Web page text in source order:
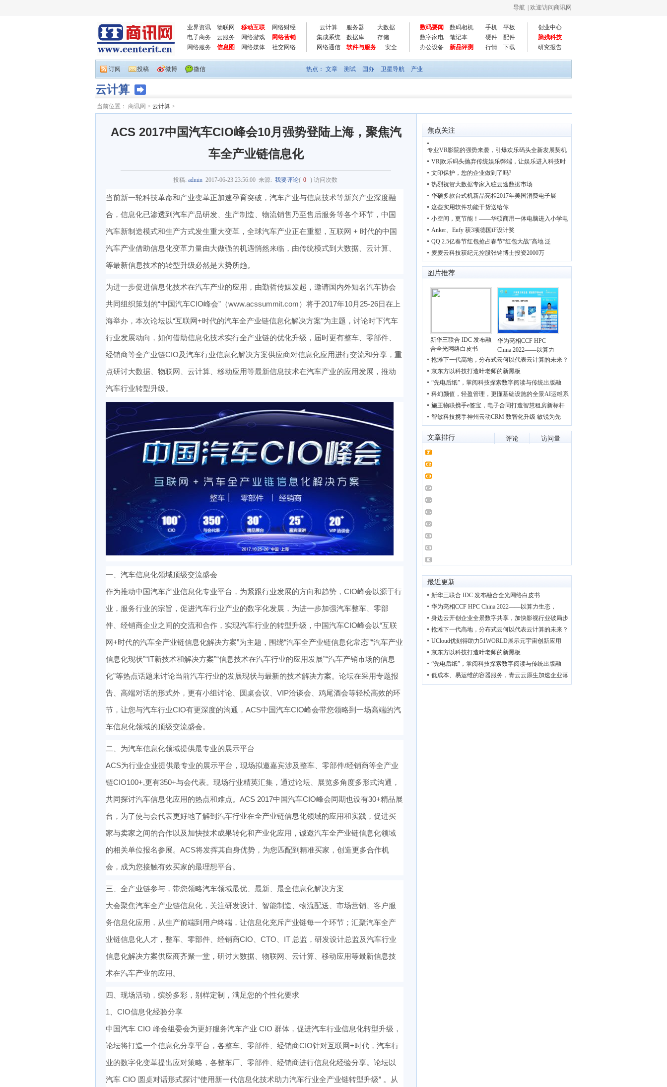
导航 | 欢迎访问商讯网
业界资讯 物联网 移动互联
网络财经
电子商务
云服务 网络游戏
网络营销
网络服务
信息图 网络媒体 社交网络
云计算 服务器
大数据
集成系统
数据库
存储
网络通信
软件与服务 安全
数码要闻 数码相机 手机
平板
数字家电
笔记本 硬件
配件
办公设备
新品评测 行情 下载
创业中心
脑残科技
研究报告
订阅 投稿 微博 微信 热点： 文章 测试 国办 卫星导航 产业
云计算
当前位置： 商讯网 > 云计算 >
ACS 2017中国汽车CIO峰会10月强势登陆上海，聚焦汽
车全产业链信息化
投稿: admin 2017-06-23 23:56:00 来源: 我要评论( 0 ) 访问次数
当前新一轮科技革命和产业变革正加速孕育突破，汽车产业与信息技术等新兴产业深度融
合，信息化已渗透到汽车产品研发、生产制造、物流销售乃至售后服务等各个环节，中国
汽车新制造模式和生产方式发生重大变革，全球汽车产业正在重塑，互联网 + 时代的中国
汽车产业借助信息化变革力量由大做强的机遇悄然来临，由传统模式到大数据、云计算、
等最新信息技术的转型升级必然是大势所趋。
为进一步促进信息化技术在汽车产业的应用，由勤哲传媒发起，邀请国内外知名汽车协会
共同组织策划的“中国汽车CIO峰会”（www.acssummit.com）将于2017年10月25-26日在上
海举办，本次论坛以“互联网+时代的汽车全产业链信息化解决方案”为主题，讨论时下汽车
行业发展动向，如何借助信息化技术实行全产业链的优化升级，届时更有整车、零部件、
经销商等全产业链CIO及汽车行业信息化解决方案供应商对信息化应用进行交流和分享，重
点研讨大数据、物联网、云计算、移动应用等最新信息技术在汽车产业的应用发展，推动
汽车行业转型升级。
一、汽车信息化领域顶级交流盛会
作为推动中国汽车产业信息化专业平台，为紧跟行业发展的方向和趋势，CIO峰会以源于行
业，服务行业的宗旨，促进汽车行业产业的数字化发展，为进一步加强汽车整车、零部
件、经销商企业之间的交流和合作，实现汽车行业的转型升级，中国汽车CIO峰会以“互联
网+时代的汽车全产业链信息化解决方案”为主题，围绕“汽车全产业链信息化常态”“汽车产业
信息化现状”“IT新技术和解决方案”“信息技术在汽车行业的应用发展”“汽车产销市场的信息
化”等热点话题来讨论当前汽车行业的发展现状与最新的技术解决方案。论坛在采用专题报
告、高端对话的形式外，更有小组讨论、圆桌会议、VIP洽谈会、鸡尾酒会等轻松高效的环
节，让您与汽车行业CIO有更深度的沟通，ACS中国汽车CIO峰会带您领略到一场高端的汽
车信息化领域的顶级交流盛会。
二、为汽车信息化领域提供最专业的展示平台
ACS为行业企业提供最专业的展示平台，现场拟邀嘉宾涉及整车、零部件/经销商等全产业
链CIO100+,更有350+与会代表。现场行业精英汇集，通过论坛、展览多角度多形式沟通，
共同探讨汽车信息化应用的热点和难点。ACS 2017中国汽车CIO峰会同期也设有30+精品展
台，为了使与会代表更好地了解到汽车行业在全产业链信息化领域的应用和实践，促进买
家与卖家之间的合作以及加快技术成果转化和产业化应用，诚邀汽车全产业链信息化领域
的相关单位报名参展。ACS将发挥其自身优势，为您匹配到精准买家，创造更多合作机
会，成为您接触有效买家的最理想平台。
三、全产业链参与，带您领略汽车领域最优、最新、最全信息化解决方案
大会聚焦汽车全产业链信息化，关注研发设计、智能制造、物流配送、市场营销、客户服
务信息化应用，从生产前端到用户终端，让信息化充斥产业链每一个环节；汇聚汽车全产
业链信息化人才，整车、零部件、经销商CIO、CTO、IT 总监，研发设计总监及汽车行业
信息化解决方案供应商齐聚一堂，研讨大数据、物联网、云计算、移动应用等最新信息技
术在汽车产业的应用。
四、现场活动，缤纷多彩，别样定制，满足您的个性化要求
1、CIO信息化经验分享
中国汽车 CIO 峰会组委会为更好服务汽车产业 CIO 群体，促进汽车行业信息化转型升级，
论坛将打造一个信息化分享平台，各整车、零部件、经销商CIO针对互联网+时代，汽车行
业的数字化变革提出应对策略，各整车厂、零部件、经销商进行信息化经验分享。论坛以
汽车 CIO 圆桌对话形式探讨“使用新一代信息化技术助力汽车行业全产业链转型升级” 。从
焦点关注
专业VR影院的强势来袭，引爆欢乐码头全新发展契机
VR|欢乐码头抛弃传统娱乐弊端，让娱乐进入科技时
文印保护，您的企业做到了吗?
热烈祝贺大数据专家入驻云途数据市场
华硕多款台式机新品亮相2017年美国消费电子展
这些实用软件功能干货送给你
小空间，更节能！——华硕商用一体电脑进入小学电
Anker、Eufy 获3项德国iF设计奖
QQ 2.5亿春节红包抢占春节“红包大战”高地 泛
麦麦云科技获纪元控股张铭博士投资2000万
图片推荐
新华三联合 IDC 发布融
合全光网络白皮书
华为亮相CCF HPC
China 2022——以算力
抢滩下一代高地，分布式云何以代表云计算的未来？
京东方以科技打造叶老师的新黑板
“先电后纸”，掌阅科技探索数字阅读与传统出版融
科幻颜值，轻盈管理，更懂基础设施的全景AI运维系
施王物联携手e签宝，电子合同打造智慧租房新标杆
智敏科技携手神州云动CRM 数智化升级 敏锐为先
文章排行 评论 访问量
最近更新
新华三联合 IDC 发布融合全光网络白皮书
华为亮相CCF HPC China 2022——以算力生态，
身边云开创企业全景数字共享，加快影视行业破局步
抢滩下一代高地，分布式云何以代表云计算的未来？
UCloud优刻得助力51WORLD展示元宇宙创新应用
京东方以科技打造叶老师的新黑板
“先电后纸”，掌阅科技探索数字阅读与传统出版融
低成本、易运维的容器服务，青云云原生加速企业落